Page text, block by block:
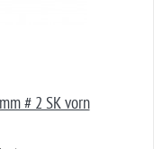
# 2 SK vorn